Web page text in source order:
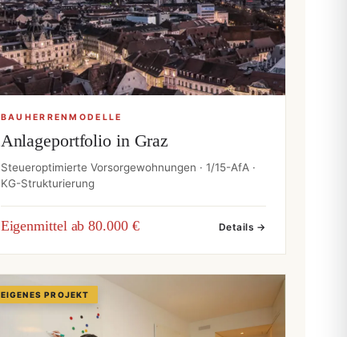
BAUHERRENMODELLE
Anlageportfolio in Graz
Steueroptimierte Vorsorgewohnungen · 1/15-AfA ·
KG-Strukturierung
Eigenmittel ab 80.000 € Details →
EIGENES PROJEKT